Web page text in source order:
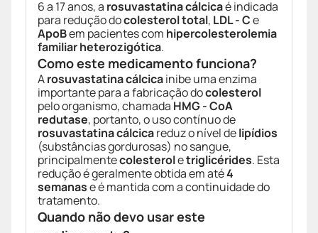
6 a 17 anos, a rosuvastatina cálcicaé indicada
para redução docolesterol total, LDL - Ce
ApoBem pacientes com hipercolesterolemia
familiar heterozigótica.
Como este medicamento funciona?
Arosuvastatina cálcicainibe uma enzima
importante para a fabricação docolesterol
pelo organismo, chamada HMG - CoA
redutase, portanto, o uso contínuo de
rosuvastatina cálcicareduz o nível delipídios
(substâncias gordurosas) no sangue,
principalmentecolesteroletriglicérides. Esta
redução é geralmente obtida em até4
semanase é mantida com a continuidade do
tratamento.
Quando não devo usar este